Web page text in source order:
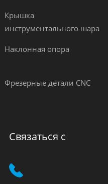
Крышка
инструментального шара
Наклонная опора
Фрезерные детали CNC
Связаться с